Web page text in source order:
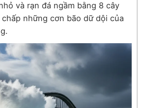
và rạn đá ngầm bằng 8 cây
những cơn bão dữ dội của